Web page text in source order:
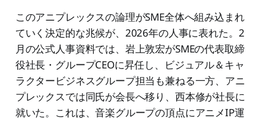
このアニプレックスの論理がSME全体へ組み込まれ
ていく決定的な兆候が、2026年の人事に表れた。2
月の公式人事資料では、岩上敦宏がSMEの代表取締
役社長・グループCEOに昇任し、ビジュアル＆キャ
ラクタービジネスグループ担当も兼ねる一方、アニ
プレックスでは同氏が会長へ移り、西本修が社長に
就いた。これは、音楽グループの頂点にアニメIP運